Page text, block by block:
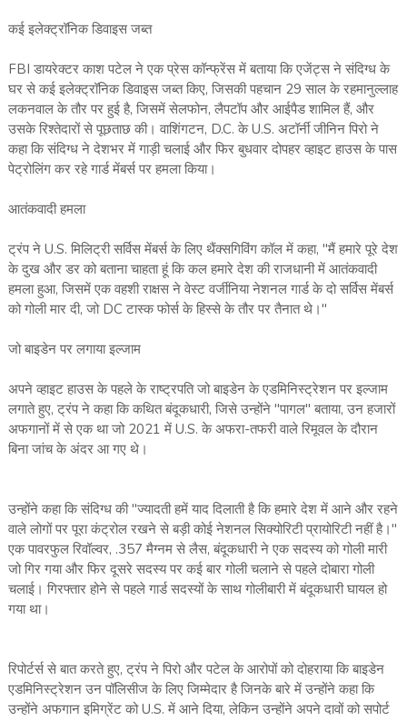
कई इलेक्ट्रॉनिक डिवाइस जब्त
FBI डायरेक्टर काश पटेल ने एक प्रेस कॉन्फ्रेंस में बताया कि एजेंट्स ने संदिग्ध के
घर से कई इलेक्ट्रॉनिक डिवाइस जब्त किए, जिसकी पहचान 29 साल के रहमानुल्लाह
लकनवाल के तौर पर हुई है, जिसमें सेलफोन, लैपटॉप और आईपैड शामिल हैं, और
उसके रिश्तेदारों से पूछताछ की। वाशिंगटन, D.C. के U.S. अटॉर्नी जीनिन पिरो ने
कहा कि संदिग्ध ने देशभर में गाड़ी चलाई और फिर बुधवार दोपहर व्हाइट हाउस के पास
पेट्रोलिंग कर रहे गार्ड मेंबर्स पर हमला किया।
आतंकवादी हमला
ट्रंप ने U.S. मिलिट्री सर्विस मेंबर्स के लिए थैंक्सगिविंग कॉल में कहा, "मैं हमारे पूरे देश
के दुख और डर को बताना चाहता हूं कि कल हमारे देश की राजधानी में आतंकवादी
हमला हुआ, जिसमें एक वहशी राक्षस ने वेस्ट वर्जीनिया नेशनल गार्ड के दो सर्विस मेंबर्स
को गोली मार दी, जो DC टास्क फोर्स के हिस्से के तौर पर तैनात थे।"
जो बाइडेन पर लगाया इल्जाम
अपने व्हाइट हाउस के पहले के राष्ट्रपति जो बाइडेन के एडमिनिस्ट्रेशन पर इल्जाम
लगाते हुए, ट्रंप ने कहा कि कथित बंदूकधारी, जिसे उन्होंने "पागल" बताया, उन हजारों
अफगानों में से एक था जो 2021 में U.S. के अफरा-तफरी वाले रिमूवल के दौरान
बिना जांच के अंदर आ गए थे।
उन्होंने कहा कि संदिग्ध की "ज्यादती हमें याद दिलाती है कि हमारे देश में आने और रहने
वाले लोगों पर पूरा कंट्रोल रखने से बड़ी कोई नेशनल सिक्योरिटी प्रायोरिटी नहीं है।"
एक पावरफुल रिवॉल्वर, .357 मैग्नम से लैस, बंदूकधारी ने एक सदस्य को गोली मारी
जो गिर गया और फिर दूसरे सदस्य पर कई बार गोली चलाने से पहले दोबारा गोली
चलाई। गिरफ्तार होने से पहले गार्ड सदस्यों के साथ गोलीबारी में बंदूकधारी घायल हो
गया था।
रिपोर्टर्स से बात करते हुए, ट्रंप ने पिरो और पटेल के आरोपों को दोहराया कि बाइडेन
एडमिनिस्ट्रेशन उन पॉलिसीज के लिए जिम्मेदार है जिनके बारे में उन्होंने कहा कि
उन्होंने अफगान इमिग्रेंट को U.S. में आने दिया, लेकिन उन्होंने अपने दावों को सपोर्ट